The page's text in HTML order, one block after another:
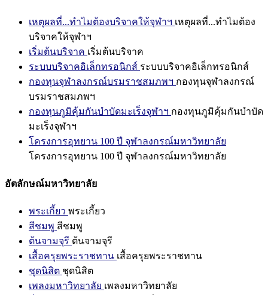
เหตุผลที่...ทำไมต้องบริจาคให้จุฬาฯ เหตุผลที่...ทำไมต้อง
บริจาคให้จุฬาฯ
เริ่มต้นบริจาค เริ่มต้นบริจาค
ระบบบริจาคอิเล็กทรอนิกส์ ระบบบริจาคอิเล็กทรอนิกส์
กองทุนจุฬาลงกรณ์บรมราชสมภพฯ กองทุนจุฬาลงกรณ์
บรมราชสมภพฯ
กองทุนภูมิคุ้มกันบำบัดมะเร็งจุฬาฯ กองทุนภูมิคุ้มกันบำบัด
มะเร็งจุฬาฯ
โครงการอุทยาน 100 ปี จุฬาลงกรณ์มหาวิทยาลัย
โครงการอุทยาน 100 ปี จุฬาลงกรณ์มหาวิทยาลัย
อัตลักษณ์มหาวิทยาลัย
พระเกี้ยว พระเกี้ยว
สีชมพู สีชมพู
ต้นจามจุรี ต้นจามจุรี
เสื้อครุยพระราชทาน เสื้อครุยพระราชทาน
ชุดนิสิต ชุดนิสิต
เพลงมหาวิทยาลัย เพลงมหาวิทยาลัย